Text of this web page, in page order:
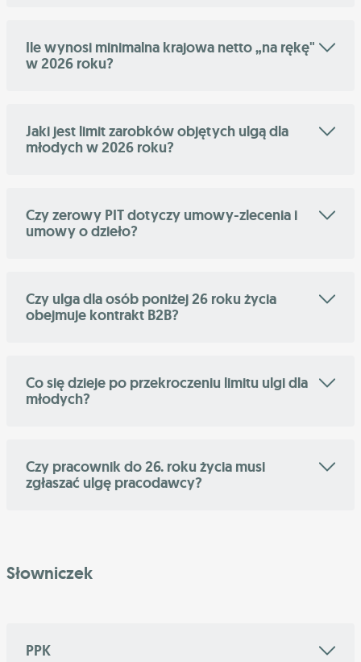
Ile wynosi minimalna krajowa netto „na rękę"
w 2026 roku?
Jaki jest limit zarobków objętych ulgą dla
młodych w 2026 roku?
Czy zerowy PIT dotyczy umowy-zlecenia i
umowy o dzieło?
Czy ulga dla osób poniżej 26 roku życia
obejmuje kontrakt B2B?
Co się dzieje po przekroczeniu limitu ulgi dla
młodych?
Czy pracownik do 26. roku życia musi
zgłaszać ulgę pracodawcy?
Słowniczek
PPK